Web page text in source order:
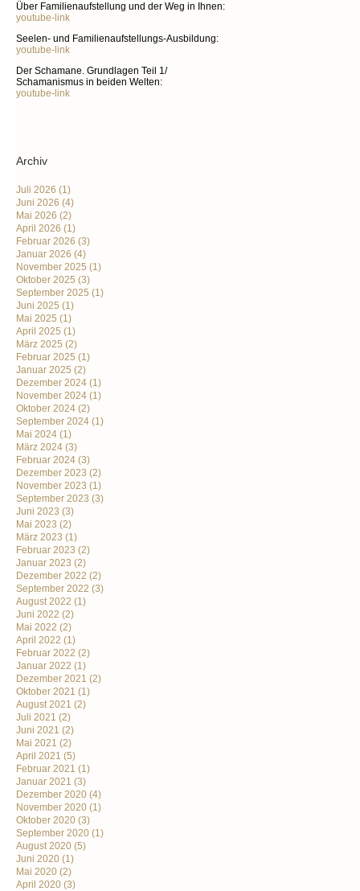
Über Familienaufstellung und der Weg in Ihnen:
youtube-link
Seelen- und Familienaufstellungs-Ausbildung:
youtube-link
Der Schamane. Grundlagen Teil 1/
Schamanismus in beiden Welten:
youtube-link
Archiv
Juli 2026 (1)
Juni 2026 (4)
Mai 2026 (2)
April 2026 (1)
Februar 2026 (3)
Januar 2026 (4)
November 2025 (1)
Oktober 2025 (3)
September 2025 (1)
Juni 2025 (1)
Mai 2025 (1)
April 2025 (1)
März 2025 (2)
Februar 2025 (1)
Januar 2025 (2)
Dezember 2024 (1)
November 2024 (1)
Oktober 2024 (2)
September 2024 (1)
Mai 2024 (1)
März 2024 (3)
Februar 2024 (3)
Dezember 2023 (2)
November 2023 (1)
September 2023 (3)
Juni 2023 (3)
Mai 2023 (2)
März 2023 (1)
Februar 2023 (2)
Januar 2023 (2)
Dezember 2022 (2)
September 2022 (3)
August 2022 (1)
Juni 2022 (2)
Mai 2022 (2)
April 2022 (1)
Februar 2022 (2)
Januar 2022 (1)
Dezember 2021 (2)
Oktober 2021 (1)
August 2021 (2)
Juli 2021 (2)
Juni 2021 (2)
Mai 2021 (2)
April 2021 (5)
Februar 2021 (1)
Januar 2021 (3)
Dezember 2020 (4)
November 2020 (1)
Oktober 2020 (3)
September 2020 (1)
August 2020 (5)
Juni 2020 (1)
Mai 2020 (2)
April 2020 (3)